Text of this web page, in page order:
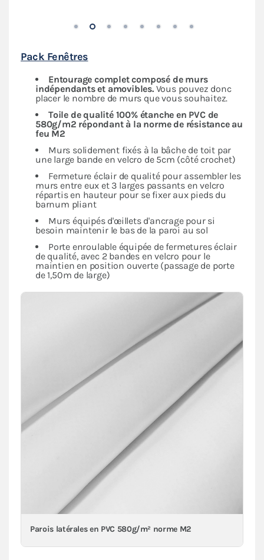
Pack Fenêtres
Entourage complet composé de murs
indépendantset amovibles. Vous pouvez donc
placer le nombre de murs que vous souhaitez.
Toile de qualité 100% étanche en PVC de
580g/m2 répondant à la norme de résistance au
feu M2
Murs solidement fixés à la bâche de toit par
une large bande en velcro de 5cm (côté crochet)
Fermeture éclair de qualité pour assembler les
murs entre eux et 3 larges passants en velcro
répartis en hauteur pour se fixer aux pieds du
barnum pliant
Murs équipés d'œillets d'ancrage pour si
besoin maintenir le bas de la paroi au sol
Porte enroulable équipée de fermetures éclair
de qualité, avec 2 bandes en velcro pour le
maintien en position ouverte (passage de porte
de 1,50m de large)
Parois latérales en PVC 580g/m² norme M2